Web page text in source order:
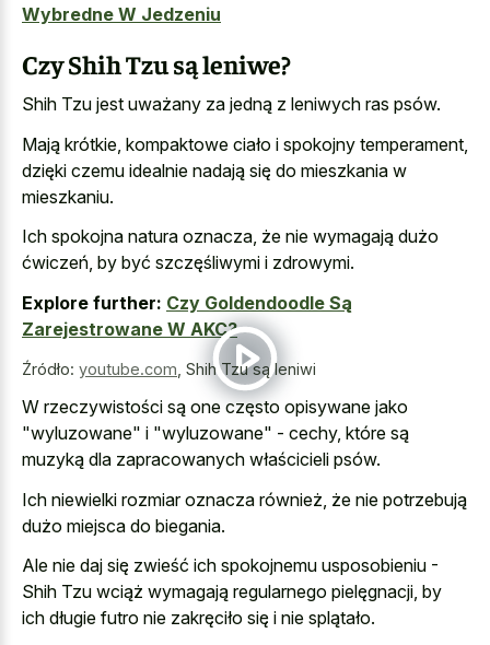
Wybredne W Jedzeniu
Czy Shih Tzu są leniwe?
Shih Tzu jest uważany za jedną z leniwych ras psów.
Mają krótkie, kompaktowe ciało i spokojny temperament,
dzięki czemu idealnie nadają się do mieszkania w
mieszkaniu.
Ich spokojna natura oznacza, że nie wymagają dużo
ćwiczeń, by być szczęśliwymi i zdrowymi.
Explore further: Czy Goldendoodle Są
Zarejestrowane W AKC?
Źródło: youtube.com Shih Tzu są leniwi
W rzeczywistości są one często opisywane jako
"wyluzowane" i "wyluzowane" - cechy, które są
muzyką dla zapracowanych właścicieli psów.
Ich niewielki rozmiar oznacza również, że nie potrzebują
dużo miejsca do biegania.
Ale nie daj się zwieść ich spokojnemu usposobieniu -
Shih Tzu wciąż wymagają regularnego pielęgnacji, by
ich długie futro nie zakręciło się i nie splątało.